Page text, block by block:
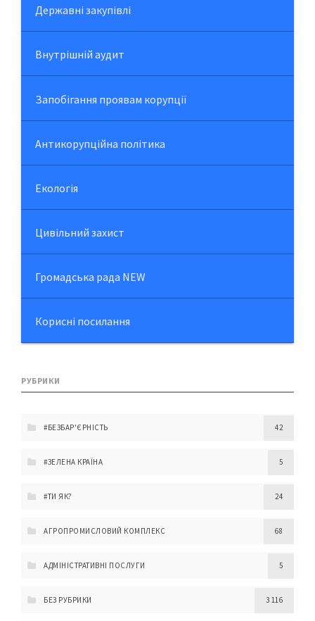
Державні закупівлі
Внутрішній аудит
Запобігання проявам корупції
Антикорупційна політика
Екологія
Цивільний захист
Громадська рада NEW
Корисні посилання
РУБРИКИ
#БЕЗБАР'ЄРНІСТЬ 42
#ЗЕЛЕНА КРАЇНА 5
#ТИ ЯК? 24
АГРОПРОМИСЛОВИЙ КОМПЛЕКС 68
АДМІНІСТРАТИВНІ ПОСЛУГИ 5
БЕЗ РУБРИКИ 3 116